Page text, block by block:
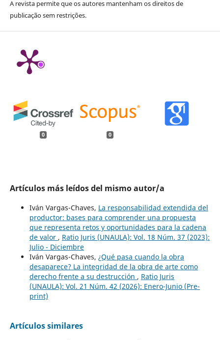
A revista permite que os autores mantenham os direitos de
publicação sem restrições.
0 0
Artículos más leídos del mismo autor/a
Iván Vargas-Chaves, La responsabilidad extendida del
productor: bases para comprender una propuesta
que representa retos y oportunidades para la cadena
de valor , Ratio Juris (UNAULA): Vol. 18 Núm. 37 (2023):
Julio - Diciembre
Iván Vargas-Chaves, ¿Qué pasa cuando la obra
desaparece? La integridad de la obra de arte como
derecho frente a su destrucción , Ratio Juris
(UNAULA): Vol. 21 Núm. 42 (2026): Enero-Junio (Pre-
print)
Artículos similares